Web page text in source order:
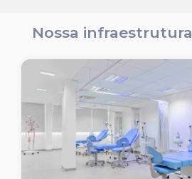
Nossa infraestrutura